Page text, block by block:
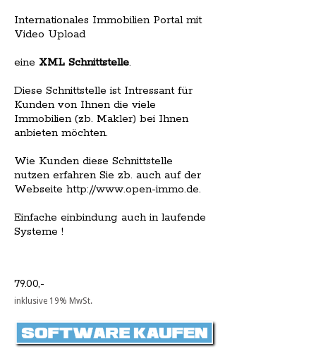
Internationales Immobilien Portal mit
Video Upload
eine XML Schnittstelle.
Diese Schnittstelle ist Intressant für
Kunden von Ihnen die viele
Immobilien (zb. Makler) bei Ihnen
anbieten möchten.
Wie Kunden diese Schnittstelle
nutzen erfahren Sie zb. auch auf der
Webseite http://www.open-immo.de.
Einfache einbindung auch in laufende
Systeme !
79.00,-
inklusive 19% MwSt.